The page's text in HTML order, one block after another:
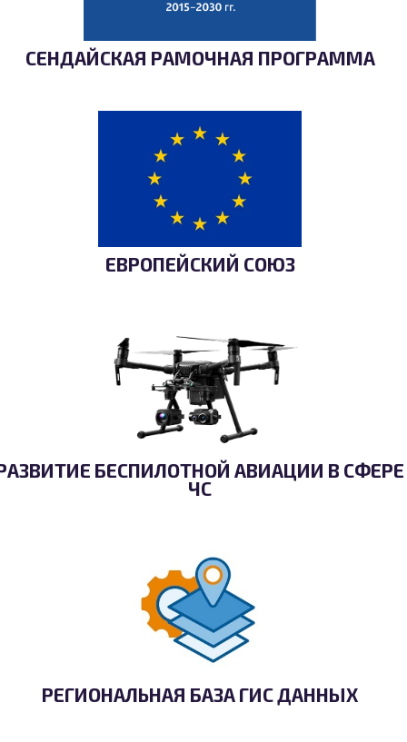
СЕНДАЙСКАЯ РАМОЧНАЯ ПРОГРАММА
ЕВРОПЕЙСКИЙ СОЮЗ
БЕСПИЛОТНОЙ АВИАЦИИ В СФЕРЕ
ЧС
РЕГИОНАЛЬНАЯ БАЗА ГИС ДАННЫХ